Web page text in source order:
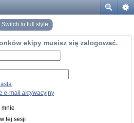
Switch to full style
ekipy musisz się zalogować.
e-mail aktywacyjny
mnie
tej sesji